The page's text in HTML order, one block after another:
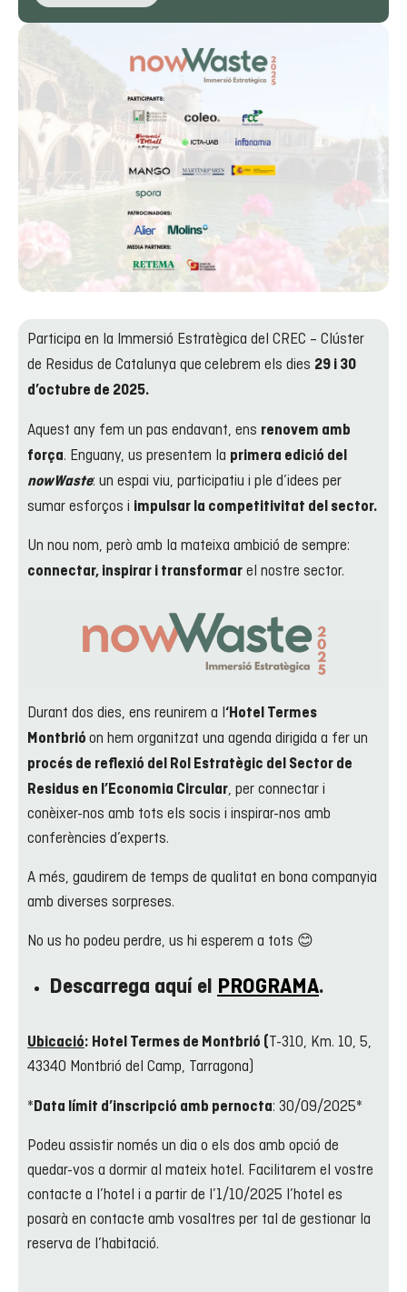
Participa en la Immersió Estratègica del CREC – Clúster
de Residus de Catalunya que celebrem els dies 29 i 30
d’octubre de 2025.
Aquest any fem un pas endavant, ens renovem amb
força. Enguany, us presentem la primera edició del
nowWaste: un espai viu, participatiu i ple d’idees per
sumar esforços i impulsar la competitivitat del sector.
Un nou nom, però amb la mateixa ambició de sempre:
connectar, inspirar i transformar el nostre sector.
Durant dos dies, ens reunirem a l‘Hotel Termes
Montbrió on hem organitzat una agenda dirigida a fer un
procés de reflexió del Rol Estratègic del Sector de
Residus en l’Economia Circular, per connectar i
conèixer-nos amb tots els socis i inspirar-nos amb
conferències d’experts.
A més, gaudirem de temps de qualitat en bona companyia
amb diverses sorpreses.
No us ho podeu perdre, us hi esperem a tots 😊
Descarrega aquí el PROGRAMA.
Ubicació: Hotel Termes de Montbrió (T-310, Km. 10, 5,
43340 Montbrió del Camp, Tarragona)
*Data límit d’inscripció amb pernocta: 30/09/2025*
Podeu assistir només un dia o els dos amb opció de
quedar-vos a dormir al mateix hotel. Facilitarem el vostre
contacte a l’hotel i a partir de l’1/10/2025 l’hotel es
posarà en contacte amb vosaltres per tal de gestionar la
reserva de l’habitació.